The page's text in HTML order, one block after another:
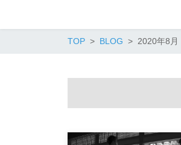
TOP BLOG 2020年8月